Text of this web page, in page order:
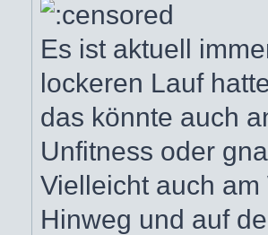
Es ist aktuell
lockeren Lauf
das könnte auch
Unfitness oder
Vielleicht auch
Hinweg und auf